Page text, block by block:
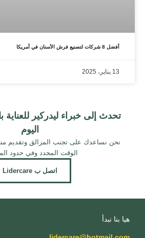
أفضل 8 شركات لتصنيع فرش الأسنان في أمريكا
13 يناير، 2025
تحدث إلى خبراء ليدركير للعناية
اليوم
نحن نساعدك على تجنب المزالق وتقديم
الوقت المحدد وفي حدود
اتصل ب Lidercare
هيا بنا نبدأ